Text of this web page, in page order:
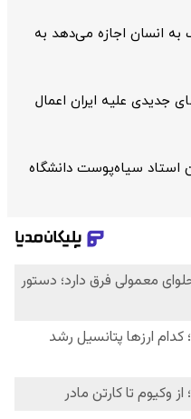
انسان اجازه می‌دهد به
جدیدی علیه ایران اعمال
استاد سیاه‌پوست دانشگاه